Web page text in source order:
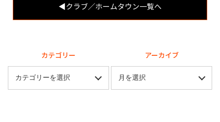
◀︎クラブ／ホームタウン一覧へ
カテゴリー アーカイブ